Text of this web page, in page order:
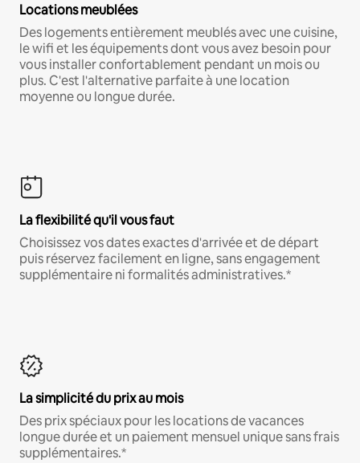
Locations meublées
Des logements entièrement meublés avec une cuisine,
le wifi et les équipements dont vous avez besoin pour
vous installer confortablement pendant un mois ou
plus. C'est l'alternative parfaite à une location
moyenne ou longue durée.
La flexibilité qu'il vous faut
Choisissez vos dates exactes d'arrivée et de départ
puis réservez facilement en ligne, sans engagement
supplémentaire ni formalités administratives.*
La simplicité du prix au mois
Des prix spéciaux pour les locations de vacances
longue durée et un paiement mensuel unique sans frais
supplémentaires.*